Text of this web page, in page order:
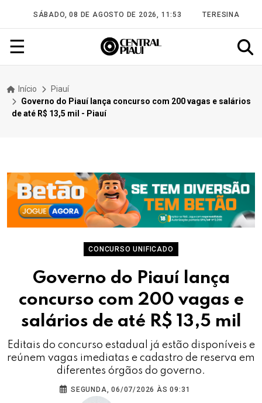
SÁBADO, 08 DE AGOSTO DE 2026, 11:53 TERESINA
☰
Início
Piauí
Governo do Piauí lança concurso com 200 vagas e salários
de até R$ 13,5 mil - Piauí
CONCURSO UNIFICADO
Governo do Piauí lança
concurso com 200 vagas e
salários de até R$ 13,5 mil
Editais do concurso estadual já estão disponíveis e
reúnem vagas imediatas e cadastro de reserva em
diferentes órgãos do governo.
SEGUNDA, 06/07/2026 ÀS 09:31